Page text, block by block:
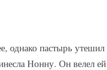
однако пастырь
Нонну. Он велел